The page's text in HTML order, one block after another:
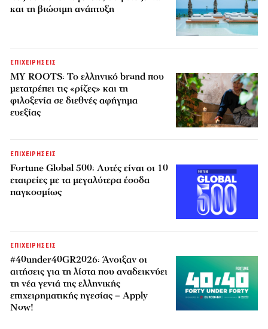
και τη βιώσιμη ανάπτυξη
ΕΠΙΧΕΙΡΗΣΕΙΣ
MY ROOTS: Το ελληνικό brand που
μετατρέπει τις «ρίζες» και τη
φιλοξενία σε διεθνές αφήγημα
ευεξίας
ΕΠΙΧΕΙΡΗΣΕΙΣ
Fortune Global 500: Αυτές είναι οι 10
εταιρείες με τα μεγαλύτερα έσοδα
παγκοσμίως
ΕΠΙΧΕΙΡΗΣΕΙΣ
#40under40GR2026: Άνοιξαν οι
αιτήσεις για τη λίστα που αναδεικνύει
τη νέα γενιά της ελληνικής
επιχειρηματικής ηγεσίας – Apply
Now!